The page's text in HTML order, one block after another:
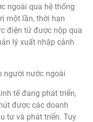
ngoài qua hệ thống
một lần, thời hạn
điện tử được nộp qua
lý xuất nhập cảnh
người nước ngoài
tế đang phát triển,
được các doanh
tư và phát triển. Tuy